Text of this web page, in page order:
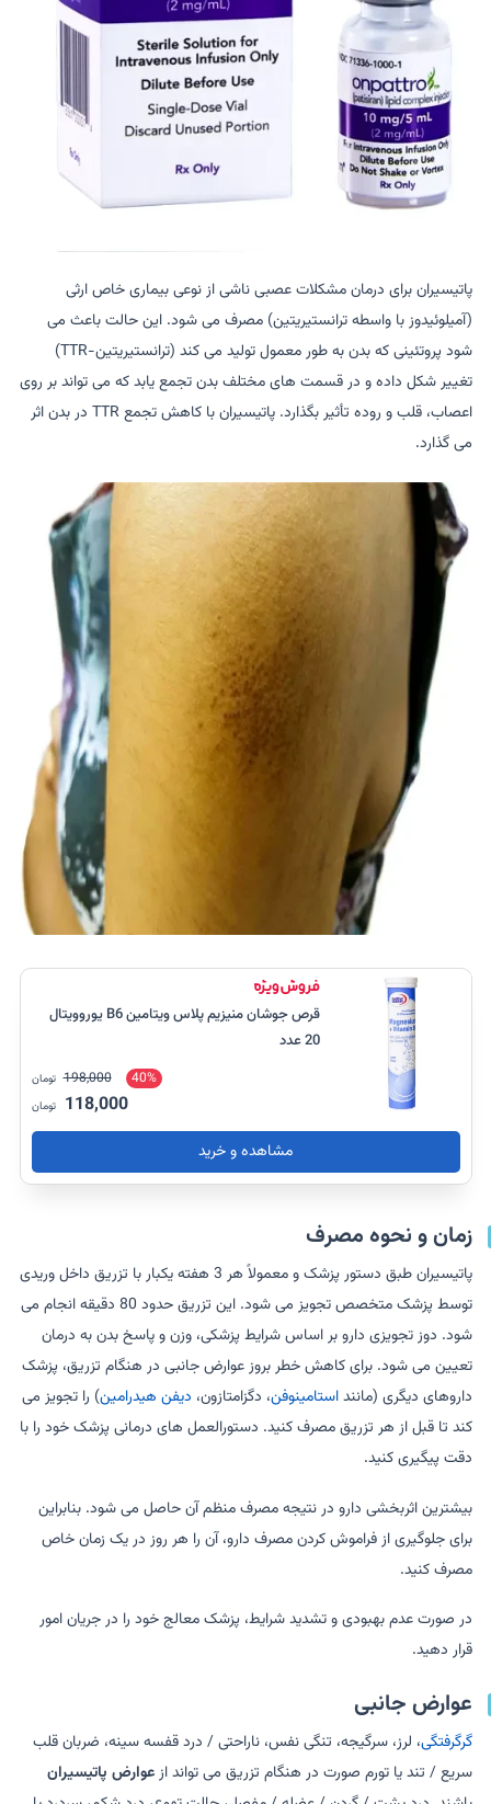
پاتیسیران برای درمان مشکلات عصبی ناشی از نوعی بیماری خاص ارثی
(آمیلوئیدوز با واسطه ترانستیریتین) مصرف می شود. این حالت باعث می
شود پروتئینی که بدن به طور معمول تولید می کند (ترانستیریتین-TTR)
تغییر شکل داده و در قسمت های مختلف بدن تجمع یابد که می تواند بر روی
اعصاب، قلب و روده تأثیر بگذارد. پاتیسیران با کاهش تجمع TTR در بدن اثر
می گذارد.
قرص جوشان منیزیم پلاس ویتامین B6 یوروویتال
20 عدد
40%
198,000 تومان
118,000 تومان
مشاهده و خرید
زمان و نحوه مصرف
پاتیسیران طبق دستور پزشک و معمولاً هر 3 هفته یکبار با تزریق داخل وریدی
توسط پزشک متخصص تجویز می شود. این تزریق حدود 80 دقیقه انجام می
شود. دوز تجویزی دارو بر اساس شرایط پزشکی، وزن و پاسخ بدن به درمان
تعیین می شود. برای کاهش خطر بروز عوارض جانبی در هنگام تزریق، پزشک
داروهای دیگری (ماننداستامینوفن، دگزامتازون، دیفن هیدرامین) را تجویز می
کند تا قبل از هر تزریق مصرف کنید. دستورالعمل های درمانی پزشک خود را با
دقت پیگیری کنید.
بیشترین اثربخشی دارو در نتیجه مصرف منظم آن حاصل می شود. بنابراین
برای جلوگیری از فراموش کردن مصرف دارو، آن را هر روز در یک زمان خاص
مصرف کنید.
در صورت عدم بهبودی و تشدید شرایط، پزشک معالج خود را در جریان امور
قرار دهید.
عوارض جانبی
گرگرفتگی، لرز، سرگیجه، تنگی نفس، ناراحتی / درد قفسه سینه، ضربان قلب
سریع / تند یا تورم صورت در هنگام تزریق می تواند ازعوارض پاتیسیران